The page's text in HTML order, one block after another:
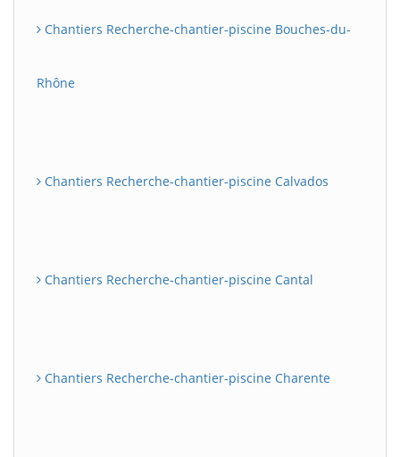
Chantiers Recherche-chantier-piscine Bouches-du-
Rhône
Chantiers Recherche-chantier-piscine Calvados
Chantiers Recherche-chantier-piscine Cantal
Chantiers Recherche-chantier-piscine Charente